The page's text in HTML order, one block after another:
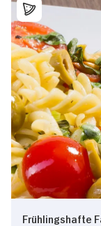
Frühlingshafte